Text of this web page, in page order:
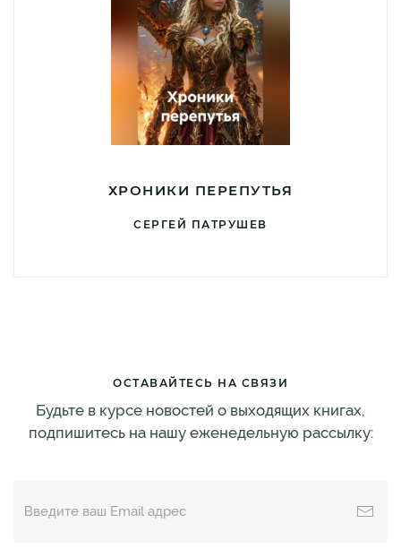
ХРОНИКИ ПЕРЕПУТЬЯ
СЕРГЕЙ ПАТРУШЕВ
ОСТАВАЙТЕСЬ НА СВЯЗИ
Будьте в курсе новостей о выходящих книгах,
подпишитесь на нашу еженедельную рассылку: